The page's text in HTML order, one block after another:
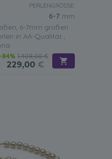
PERLENGRÖSSE:
6-7 mm
6-7mm großen
in AA-Qualität ,
-84% 1.409,00 €
229,00 €